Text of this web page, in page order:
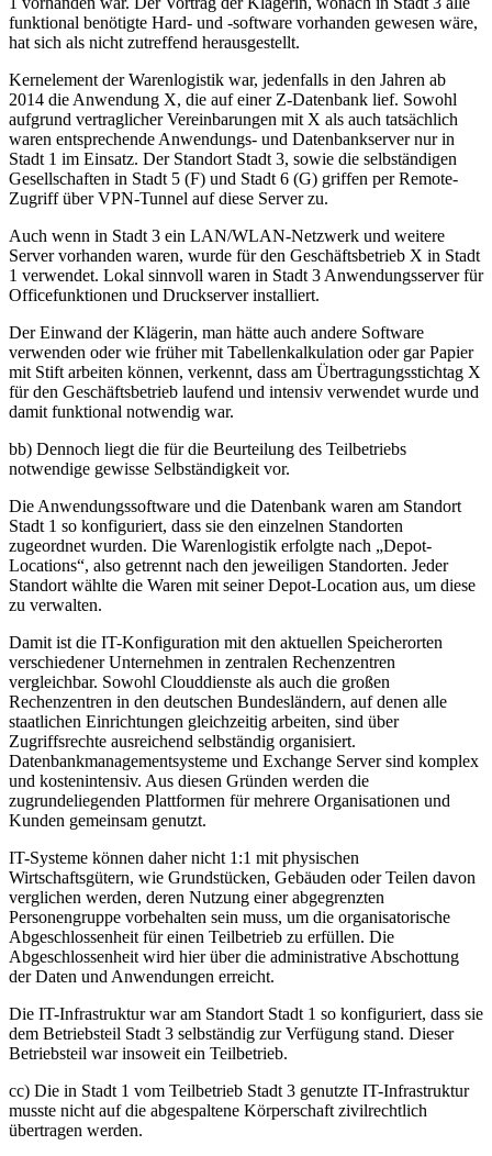
funktional benötigte Hard- und -software vorhanden gewesen wäre,
hat sich als nicht zutreffend herausgestellt.
Kernelement der Warenlogistik war, jedenfalls in den Jahren ab
2014 die Anwendung X, die auf einer Z-Datenbank lief. Sowohl
aufgrund vertraglicher Vereinbarungen mit X als auch tatsächlich
waren entsprechende Anwendungs- und Datenbankserver nur in
Stadt 1 im Einsatz. Der Standort Stadt 3, sowie die selbständigen
Gesellschaften in Stadt 5 (F) und Stadt 6 (G) griffen per Remote-
Zugriff über VPN-Tunnel auf diese Server zu.
Auch wenn in Stadt 3 ein LAN/WLAN-Netzwerk und weitere
Server vorhanden waren, wurde für den Geschäftsbetrieb X in Stadt
1 verwendet. Lokal sinnvoll waren in Stadt 3 Anwendungsserver für
Officefunktionen und Druckserver installiert.
Der Einwand der Klägerin, man hätte auch andere Software
verwenden oder wie früher mit Tabellenkalkulation oder gar Papier
mit Stift arbeiten können, verkennt, dass am Übertragungsstichtag X
für den Geschäftsbetrieb laufend und intensiv verwendet wurde und
damit funktional notwendig war.
bb) Dennoch liegt die für die Beurteilung des Teilbetriebs
notwendige gewisse Selbständigkeit vor.
Die Anwendungssoftware und die Datenbank waren am Standort
Stadt 1 so konfiguriert, dass sie den einzelnen Standorten
zugeordnet wurden. Die Warenlogistik erfolgte nach „Depot-
Locations“, also getrennt nach den jeweiligen Standorten. Jeder
Standort wählte die Waren mit seiner Depot-Location aus, um diese
zu verwalten.
Damit ist die IT-Konfiguration mit den aktuellen Speicherorten
verschiedener Unternehmen in zentralen Rechenzentren
vergleichbar. Sowohl Clouddienste als auch die großen
Rechenzentren in den deutschen Bundesländern, auf denen alle
staatlichen Einrichtungen gleichzeitig arbeiten, sind über
Zugriffsrechte ausreichend selbständig organisiert.
Datenbankmanagementsysteme und Exchange Server sind komplex
und kostenintensiv. Aus diesen Gründen werden die
zugrundeliegenden Plattformen für mehrere Organisationen und
Kunden gemeinsam genutzt.
IT-Systeme können daher nicht 1:1 mit physischen
Wirtschaftsgütern, wie Grundstücken, Gebäuden oder Teilen davon
verglichen werden, deren Nutzung einer abgegrenzten
Personengruppe vorbehalten sein muss, um die organisatorische
Abgeschlossenheit für einen Teilbetrieb zu erfüllen. Die
Abgeschlossenheit wird hier über die administrative Abschottung
der Daten und Anwendungen erreicht.
Die IT-Infrastruktur war am Standort Stadt 1 so konfiguriert, dass sie
dem Betriebsteil Stadt 3 selbständig zur Verfügung stand. Dieser
Betriebsteil war insoweit ein Teilbetrieb.
cc) Die in Stadt 1 vom Teilbetrieb Stadt 3 genutzte IT-Infrastruktur
musste nicht auf die abgespaltene Körperschaft zivilrechtlich
übertragen werden.